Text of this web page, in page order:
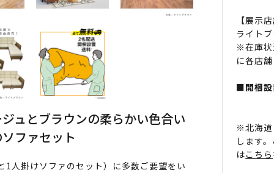
ュとブラウンの柔らかい色合い
ファセット
人掛けソファのセット）に多数ご要望をい
【展示店
ライト
※在庫状
に各店
■開梱
※北海道
します
はこちら